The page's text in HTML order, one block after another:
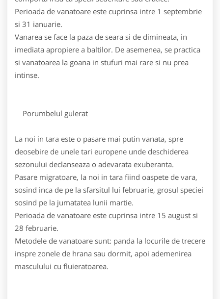
Perioada de vanatoare este cuprinsa intre 1 septembrie
si 31 ianuarie.
Vanarea se face la paza de seara si de dimineata, in
imediata apropiere a baltilor. De asemenea, se practica
si vanatoarea la goana in stufuri mai rare si nu prea
intinse.
Porumbelul gulerat
La noi in tara este o pasare mai putin vanata, spre
deosebire de unele tari europene unde deschiderea
sezonului declanseaza o adevarata exuberanta.
Pasare migratoare, la noi in tara fiind oaspete de vara,
sosind inca de pe la sfarsitul lui februarie, grosul speciei
sosind pe la jumatatea lunii martie.
Perioada de vanatoare este cuprinsa intre 15 august si
28 februarie.
Metodele de vanatoare sunt: panda la locurile de trecere
inspre zonele de hrana sau dormit, apoi ademenirea
masculului cu fluieratoarea.